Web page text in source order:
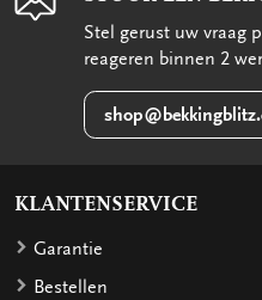
Stel gerust uw vraag
reageren binnen 2
KLANTENSERVICE
Garantie
Bestellen